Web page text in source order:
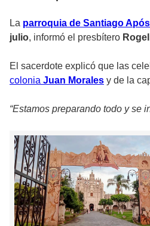
La parroquia de Santiago
julio, informó el presbítero
El sacerdote explicó que las
colonia Juan Morales y de la
“Estamos preparando todo y se